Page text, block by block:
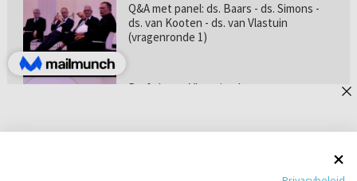
Q&A met panel: ds. Baars - ds. Simons -
ds. van Kooten - ds. van Vlastuin
(vragenronde 1)
Prof. dr. van Vlastuin - Is